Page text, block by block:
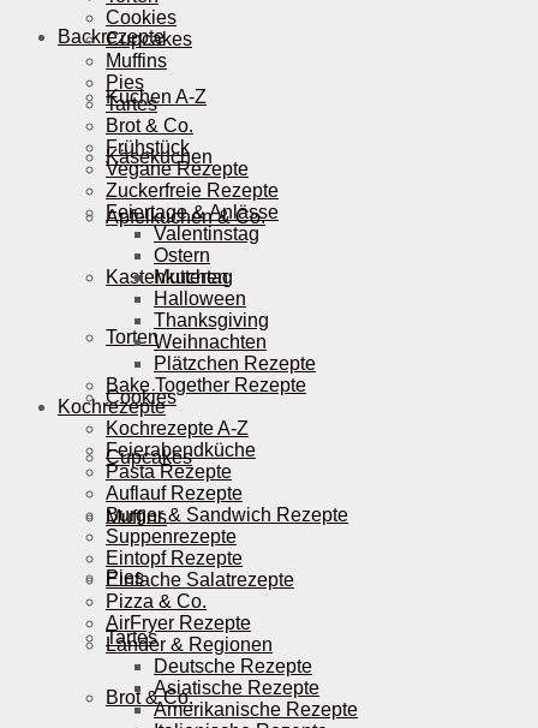
Backrezepte
Kuchen A-Z
Käsekuchen
Apfelkuchen & Co.
Kastenkuchen
Torten
Cookies
Cupcakes
Muffins
Pies
Tartes
Brot & Co.
Cookies
Cupcakes
Muffins
Pies
Tartes
Brot & Co.
Frühstück
Vegane Rezepte
Zuckerfreie Rezepte
Feiertage & Anlässe
Valentinstag
Ostern
Muttertag
Halloween
Thanksgiving
Weihnachten
Plätzchen Rezepte
Bake Together Rezepte
Kochrezepte
Kochrezepte A-Z
Feierabendküche
Pasta Rezepte
Auflauf Rezepte
Burger & Sandwich Rezepte
Suppenrezepte
Eintopf Rezepte
Einfache Salatrezepte
Pizza & Co.
AirFryer Rezepte
Länder & Regionen
Deutsche Rezepte
Asiatische Rezepte
Amerikanische Rezepte